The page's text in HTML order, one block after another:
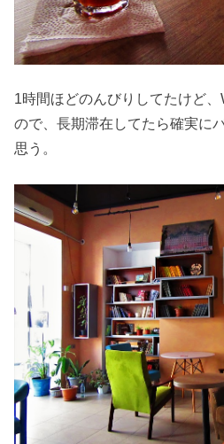
1時間ほどのんびりしてたけど
ので、長期滞在してたら確実に
思う。